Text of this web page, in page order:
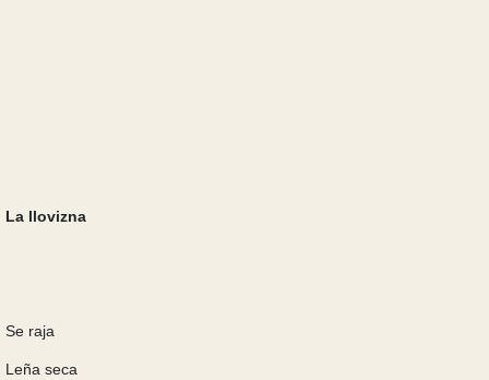
La llovizna
Se raja
Leña seca